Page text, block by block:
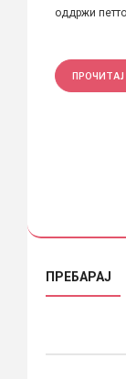
оддржи
ПРОЧИТАЈ
ПРЕБАРАЈ